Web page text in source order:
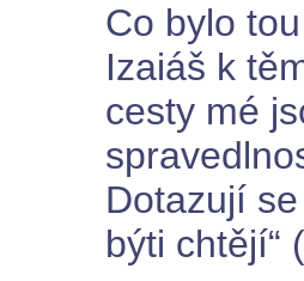
Co bylo
Izaiáš k
cesty mé
Dotazují
býti chtějí“